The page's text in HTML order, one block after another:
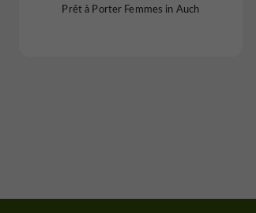
Prêt à Porter Femmes in Auch